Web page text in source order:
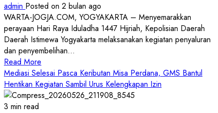
Polda
DIY
Atas
Dugaan
Ujaran
Menyinggung
admin Posted on 2 bulan ago
WARTA-JOGJA.COM, YOGYAKARTA – Menyemarakkan
perayaan Hari Raya Iduladha 1447 Hijriah, Kepolisian Daerah
Daerah Istimewa Yogyakarta melaksanakan kegiatan penyaluran
dan penyembelihan...
Read More
more
about
Sebar
Mediasi Selesai Pasca Keributan Misa Perdana, GMS Bantul
Hentikan Kegiatan Sambil Urus Kelengkapan Izin
3 min read